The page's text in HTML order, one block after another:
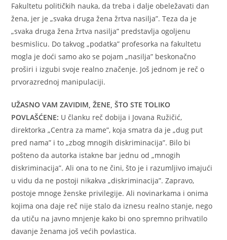
Fakultetu političkih nauka, da treba i dalje obeležavati dan
žena, jer je „svaka druga žena žrtva nasilja”. Teza da je
„svaka druga žena žrtva nasilja” predstavlja ogoljenu
besmislicu. Do takvog „podatka” profesorka na fakultetu
mogla je doći samo ako se pojam „nasilja” beskonačno
proširi i izgubi svoje realno značenje. Još jednom je reč o
prvorazrednoj manipulaciji.
UŽASNO VAM ZAVIDIM, ŽENE, ŠTO STE TOLIKO
POVLAŠĆENE: U članku reč dobija i Jovana Ružičić,
direktorka „Centra za mame”, koja smatra da je „dug put
pred nama” i to „zbog mnogih diskriminacija”. Bilo bi
pošteno da autorka istakne bar jednu od „mnogih
diskriminacija”. Ali ona to ne čini, što je i razumljivo imajući
u vidu da ne postoji nikakva „diskriminacija”. Zapravo,
postoje mnoge ženske privilegije. Ali novinarkama i onima
kojima ona daje reč nije stalo da iznesu realno stanje, nego
da utiču na javno mnjenje kako bi ono spremno prihvatilo
davanje ženama još većih povlastica.